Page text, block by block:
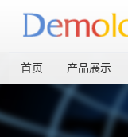
首页 产品展示